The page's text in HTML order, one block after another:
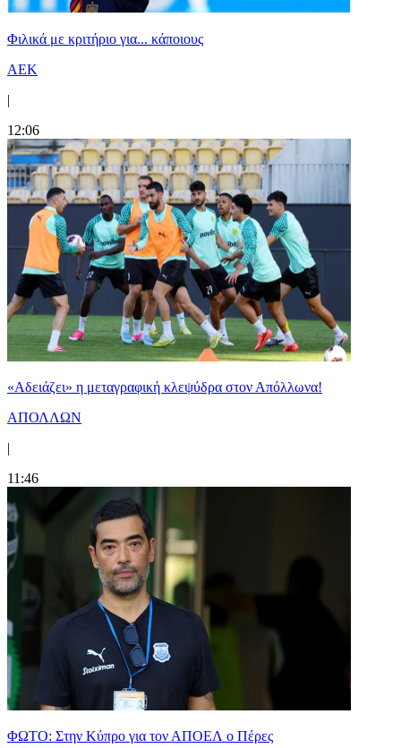
Φιλικά με κριτήριο για... κάποιους
ΑΕΚ
|
12:06
«Αδειάζει» η μεταγραφική κλεψύδρα στον Απόλλωνα!
ΑΠΟΛΛΩΝ
|
11:46
ΦΩΤΟ: Στην Κύπρο για τον ΑΠΟΕΛ ο Πέρες